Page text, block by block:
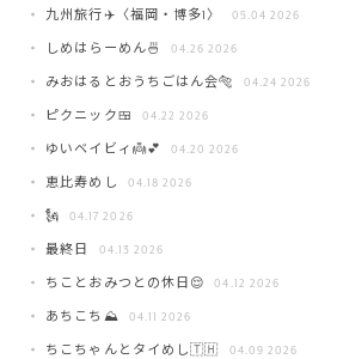
九州旅行✈️〈福岡・博多1〉 05.04 2026
しめはらーめん🍜 04.26 2026
みおはるとおうちごはん会🐅 04.24 2026
ピクニック🍱 04.22 2026
ゆいベイビィ👼💕 04.20 2026
恵比寿めし 04.18 2026
🗽 04.17 2026
最終日 04.13 2026
ちことおみつとの休日😌 04.12 2026
あちこち⛰️ 04.11 2026
ちこちゃんとタイめし🇹🇭 04.09 2026